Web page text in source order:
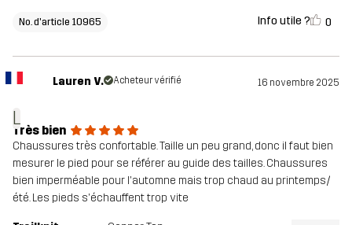
No. d'article 10965 Info utile ? 0
L
Lauren V. Acheteur vérifié 16 novembre 2025
Très bien
Chaussures très confortable. Taille un peu grand, donc il faut bien
mesurer le pied pour se référer au guide des tailles. Chaussures
bien imperméable pour l'automne mais trop chaud au printemps/
été. Les pieds s'échauffent trop vite